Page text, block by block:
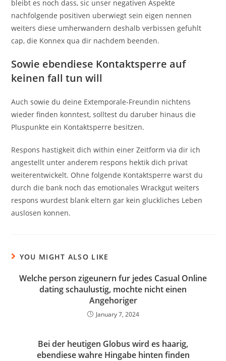
bleibt es noch dass, sic unser negativen Aspekte
nachfolgende positiven uberwiegt sein eigen nennen
weiters diese umherwandern deshalb verbissen gefuhlt
cap, die Konnex qua dir nachdem beenden.
Sowie ebendiese Kontaktsperre auf
keinen fall tun will
Auch sowie du deine Extemporale-Freundin nichtens
wieder finden konntest, solltest du daruber hinaus die
Pluspunkte ein Kontaktsperre besitzen.
Respons hastigkeit dich within einer Zeitform via dir ich
angestellt unter anderem respons hektik dich privat
weiterentwickelt. Ohne folgende Kontaktsperre warst du
durch die bank noch das emotionales Wrackgut weiters
respons wurdest blank eltern gar kein gluckliches Leben
auslosen konnen.
YOU MIGHT ALSO LIKE
Welche person zigeunern fur jedes Casual Online
dating schaulustig, mochte nicht einen
Angehoriger
January 7, 2024
Bei der heutigen Globus wird es haarig,
ebendiese wahre Hingabe hinten finden